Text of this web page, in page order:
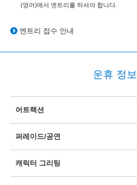
(영어)에서 엔트리를 하셔야 합니다.
엔트리 접수 안내
운휴 정보
어트랙션
퍼레이드/공연
캐릭터 그리팅